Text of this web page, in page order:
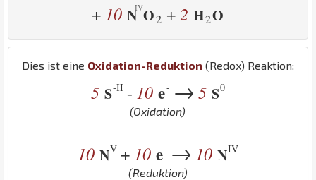
+ 10 N O2 + 2 H2O
Dies ist eine Oxidation-Reduktion (Redox) Reaktion:
5 S-II - 10 e- → 5 S0
(Oxidation)
10 NV + 10 e- → 10 NIV
(Reduktion)